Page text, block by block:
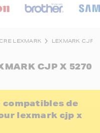
LEXMARK LEXMARK CJP
CJP X 5270
compatibles de
lexmark cjp x